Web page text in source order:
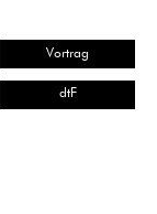
Vortrag
dtF